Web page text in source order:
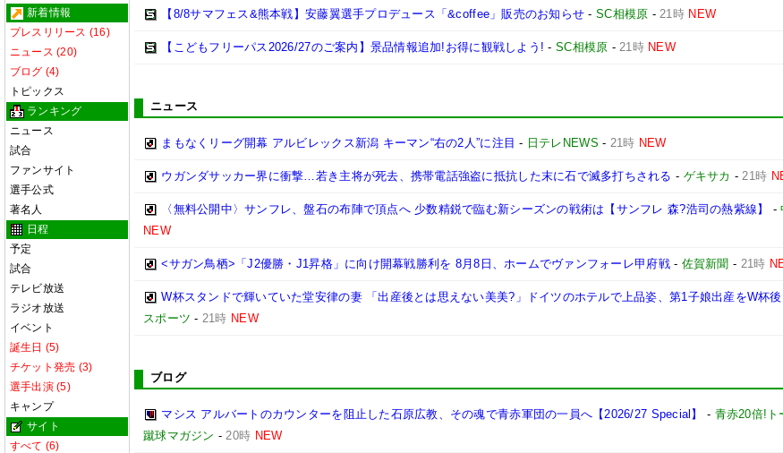
新着情報
プレスリリース (16)
ニュース (20)
ブログ (4)
トピックス
ランキング
ニュース
試合
ファンサイト
選手公式
著名人
日程
予定
試合
テレビ放送
ラジオ放送
イベント
誕生日 (5)
チケット発売 (3)
選手出演 (5)
キャンプ
サイト
すべて (6)
【8/8サマフェス&熊本戦】安藤翼選手プロデュース「&coffee」販売のお知らせ -SC相模原 -21時 NEW
【こどもフリーパス2026/27のご案内】景品情報追加!お得に観戦しよう! - SC相模原 -21時 NEW
ニュース
まもなくリーグ開幕 アルビレックス新潟 キーマン“右の2人”に注目 - 日テレNEWS - 21時 NEW
ウガンダサッカー界に衝撃…若き主将が死去、携帯電話強盗に抵抗した末に石で滅多打ちされる - ゲキサカ -21時
〈無料公開中〉サンフレ、盤石の布陣で頂点へ 少数精鋭で臨む新シーズンの戦術は【サンフレ 森?浩司の熱紫線】 -
NEW
<サガン鳥栖>「J2優勝・J1昇格」に向け開幕戦勝利を 8月8日、ホームでヴァンフォーレ甲府戦- 佐賀新聞 - 21時
W杯スタンドで輝いていた堂安律の妻 「出産後とは思えない美美?」ドイツのホテルで上品姿、第1子娘出産をW杯
スポーツ - 21時 NEW
ブログ
マシス アルバートのカウンターを阻止した石原広教、その魂で青赤軍団の一員へ【2026/27 Special】 - 青赤20倍!ト
蹴球マガジン -20時 NEW